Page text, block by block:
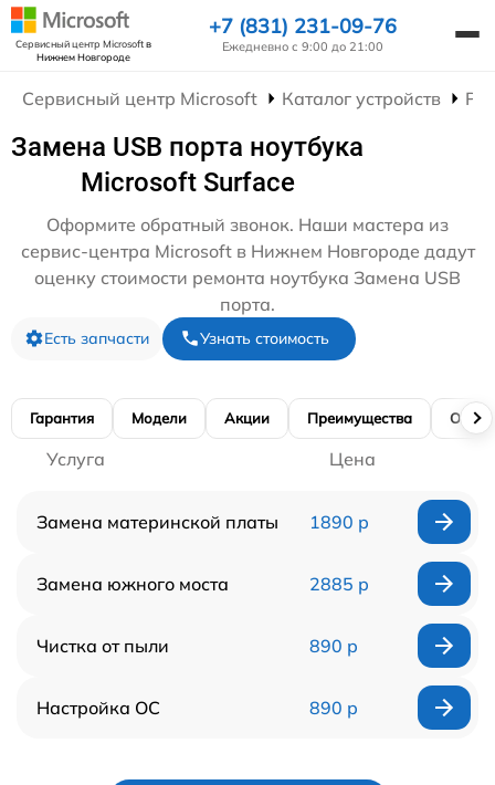
Сервисный центр Microsoftв
Нижнем Новгороде
+7 (831) 231-09-76
Ежедневно с 9:00 до 21:00
Сервисный центр Microsoft Каталог устройств
Замена USB порта ноутбука
Microsoft Surface
Оформите обратный звонок. Наши мастера из
сервис-центра Microsoft в Нижнем Новгороде дадут
оценку стоимости ремонта ноутбука Замена USB
порта.
Есть запчасти Узнать стоимость
Гарантия Модели Акции Преимущества
Услуга Цена
Замена материнской платы 1890 р
Замена южного моста 2885 р
Чистка от пыли 890 р
Настройка ОС 890 р